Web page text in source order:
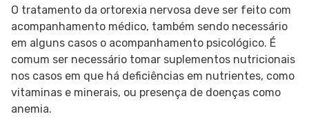
O tratamento da ortorexia nervosa deve ser feito com
acompanhamento médico, também sendo necessário
em alguns casos o acompanhamento psicológico. É
comum ser necessário tomar suplementos nutricionais
nos casos em que há deficiências em nutrientes, como
vitaminas e minerais, ou presença de doenças como
anemia.